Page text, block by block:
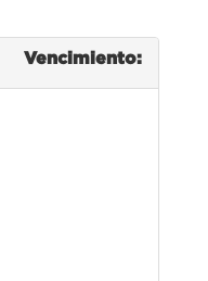
Vencimiento: